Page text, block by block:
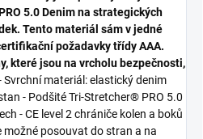
5.0 Denim na strategických
Tento materiál sám v jedné
požadavky třídy AAA.
které jsou na vrcholu bezpečnosti,
Svrchní materiál: elastický denim
- Podšité Tri-Stretcher® PRO 5.0
- CE level 2 chrániče kolen a boků
možné posouvat do stran a na